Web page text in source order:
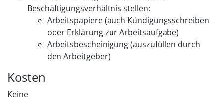
Beschäftigungsverhältnis stellen:
Arbeitspapiere (auch Kündigungsschreiben
oder Erklärung zur Arbeitsaufgabe)
Arbeitsbescheinigung (auszufüllen durch
den Arbeitgeber)
Kosten
Keine